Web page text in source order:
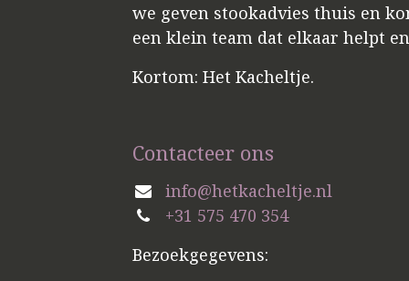
we geven stookadvies thuis en
een klein team dat elkaar helpt
Kortom: Het Kacheltje.
Contacteer ons
info@hetkacheltje.nl
+31 575 470 354
Bezoekgegevens: